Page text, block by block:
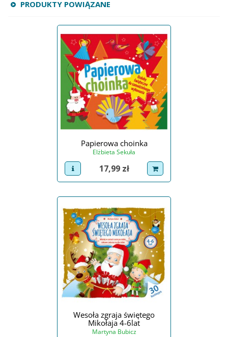
PRODUKTY POWIĄZANE
Papierowa choinka
Elżbieta Sekuła
view product
Cena
17,99 zł dodaj do koszyka
Wesoła zgraja świętego
Mikołaja 4-6lat
Martyna Bubicz